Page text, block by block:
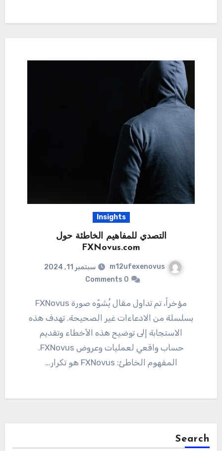
Insights
التصدي للمفاهيم الخاطئة حول
FXNovus.com
m12ufexenovus
سبتمبر 11, 2024
0 Comments
مؤخراً، تم تداول مقال يُشوّه صورة FXNovus
بسلسلة من الادعاءات غير الصحيحة. تهدف هذه
الاستجابة إلى توضيح هذه الأخطاء وتقديم
حساب واقعي لعمليات وعروض FXNovus.
المفهوم الخاطئ: FXNovus هو تكرار…
Search